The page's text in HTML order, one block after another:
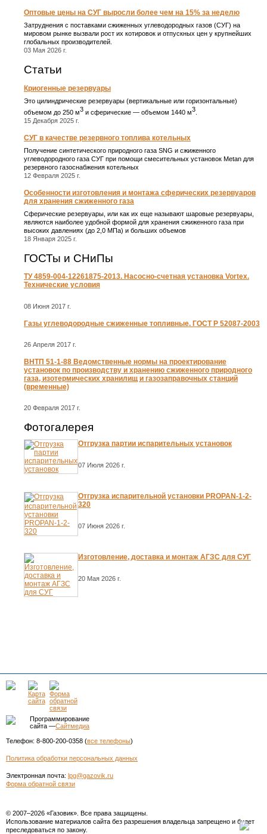
Оптовые цены на СУГ выросли более чем на 15% за неделю
Затруднения с поставками сжиженных углеводородных газов (СУГ) на
мировом рынке вызвали рост их котировок и отпускных цен у крупнейших
глобальных производителей.
03 Мая 2026 г.
Статьи
Криогенные резервуары
Это цилиндрические резервуары (вертикальные или горизонтальные)
объемом до 250 м3 и сферические ― объемом 1440 м3
15 Декабря 2025 г.
СУГ в качестве резервного топлива котельных
Получение синтетического природного газа SNG и сжиженного
углеводородного газа СУГ при помощи смесительных установок Metan для
резервного газоснабжения котельных
12 Февраля 2025 г.
Особенности изготовления и монтажа сферических резервуаров
для хранения сжиженного газа
Сферические резервуары, или как их еще называют шаровые резервуары,
являются наиболее удобной формой для хранения сжиженного газа при
высоких давлениях (до 2,0 МПа) и больших объемов
18 Января 2025 г.
ГОСТы и СНиПы
ТУ 4859-004-12261875-2013. Насосно-счетная установка Vortex.
Технические условия
08 Июня 2017 г.
Газы углеводородные сжиженные топливные. ГОСТ Р 52087-2003
26 Апреля 2017 г.
ВНТП 51-1-88 Ведомственные нормы на проектирование
установок по производству и хранению сжиженного природного
газа, изотермических хранилищ и газозаправочных станций
(временные)
20 Февраля 2017 г.
Фотогалерея
Отгрузка партии испарительных установок
07 Июля 2026 г.
Отгрузка испарительной установки PROPAN-1-2-
320
07 Июня 2026 г.
Изготовление, доставка и монтаж АГЗС для СУГ
20 Мая 2026 г.
Программирование
сайта —Сайтмедиа
Телефон: 8-800-200-0358 (все телефоны)
Политика обработки персональных данных
Электронная почта: lpg@gazovik.ru
Форма обратной связи
© 2007–2026 «Газовик». Все права защищены.
Использование материалов сайта без разрешения владельца запрещено и будет
преследоваться по закону.